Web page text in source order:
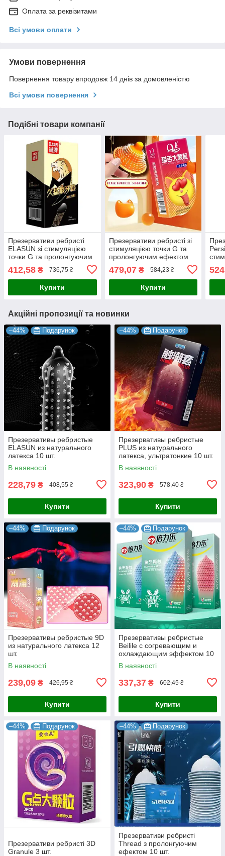
Оплата за реквізитами
Всі умови оплати
Умови повернення
Повернення товару впродовж 14 днів за домовленістю
Всі умови повернення
Подібні товари компанії
Презервативи ребристі
ELASUN зі стимуляцією
точки G та пролонгуючим
412,58 ₴ 736,75 ₴
Купити
Презервативи ребристі зі
стимуляцією точки G та
пролонгуючим ефектом
479,07₴ 584,23 ₴
Купити
Акційні пропозиції та новинки
–44% Подарунок
Презервативы ребристые
ELASUN из натурального
латекса 10 шт.
В наявності
228,79 ₴ 408,55 ₴
Купити
–44% Подарунок
Презервативы ребристые
PLUS из натурального
латекса, ультратонкие 10 шт.
В наявності
323,90 ₴ 578,40 ₴
Купити
–44% Подарунок
Презервативы ребристые 9D
из натурального латекса 12
шт.
В наявності
239,09 ₴ 426,95 ₴
Купити
–44% Подарунок
Презервативы ребристые
Beilile с согревающим и
охлаждающим эффектом 10
шт.
В наявності
337,37 ₴ 602,45 ₴
Купити
–44% Подарунок
Презервативи ребристі 3D
Granule 3 шт.
–44% Подарунок
Презервативи ребристі
Thread з пролонгуючим
ефектом 10 шт.